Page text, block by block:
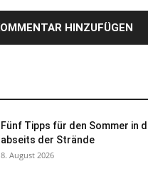
Fünf Tipps für den Sommer in
abseits der Strände
8. August 2026